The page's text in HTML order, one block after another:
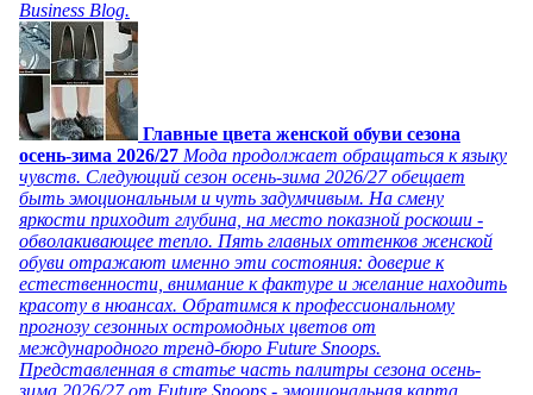
Business Blog.
Главные цвета женской обуви сезона
осень-зима 2026/27 Мода продолжает обращаться к языку
чувств. Следующий сезон осень-зима 2026/27 обещает
быть эмоциональным и чуть задумчивым. На смену
яркости приходит глубина, на место показной роскоши -
обволакивающее тепло. Пять главных оттенков женской
обуви отражают именно эти состояния: доверие к
естественности, внимание к фактуре и желание находить
красоту в нюансах. Обратимся к профессиональному
прогнозу сезонных остромодных цветов от
международного тренд-бюро Future Snoops.
Представленная в статье часть палитры сезона осень-
зима 2026/27 от Future Snoops - эмоциональная карта